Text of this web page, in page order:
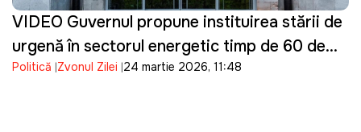
VIDEO Guvernul propune instituirea stării de
urgență în sectorul energetic timp de 60 de
zile, după deconectarea liniei Isaccea–
Politică Zvonul Zilei 24 martie 2026, 11:48